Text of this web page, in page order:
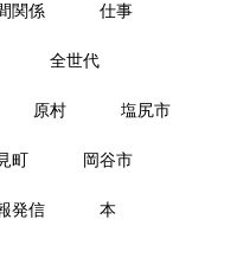
関係 仕事
全世代
原村 塩尻市
町 岡谷市
発信 本